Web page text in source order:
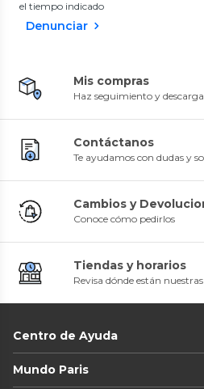
el tiempo indicado
Denunciar
Mis compras
Haz seguimiento y
Contáctanos
Te ayudamos con dudas y
Cambios y
Conoce cómo pedirlos
Tiendas y horarios
Revisa dónde están
Centro de Ayuda
Mundo Paris